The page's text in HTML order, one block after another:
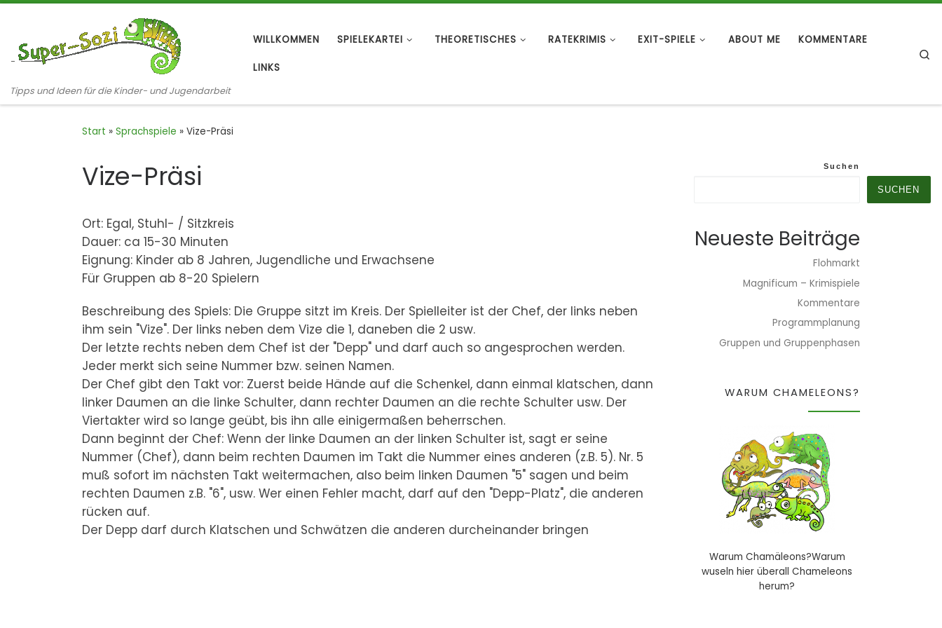
Tipps und Ideen für die Kinder- und Jugendarbeit
WILLKOMMEN SPIELEKARTEI THEORETISCHES RATEKRIMIS EXIT-SPIELE ABOUT ME KOMMENTARE
LINKS
Start » Sprachspiele » Vize-Präsi
Vize-Präsi
Ort: Egal, Stuhl- / Sitzkreis
Dauer: ca 15-30 Minuten
Eignung: Kinder ab 8 Jahren, Jugendliche und Erwachsene
Für Gruppen ab 8-20 Spielern
Beschreibung des Spiels: Die Gruppe sitzt im Kreis. Der Spielleiter ist der Chef, der links neben
ihm sein "Vize". Der links neben dem Vize die 1, daneben die 2 usw.
Der letzte rechts neben dem Chef ist der "Depp" und darf auch so angesprochen werden.
Jeder merkt sich seine Nummer bzw. seinen Namen.
Der Chef gibt den Takt vor: Zuerst beide Hände auf die Schenkel, dann einmal klatschen, dann
linker Daumen an die linke Schulter, dann rechter Daumen an die rechte Schulter usw. Der
Viertakter wird so lange geübt, bis ihn alle einigermaßen beherrschen.
Dann beginnt der Chef: Wenn der linke Daumen an der linken Schulter ist, sagt er seine
Nummer (Chef), dann beim rechten Daumen im Takt die Nummer eines anderen (z.B. 5). Nr. 5
muß sofort im nächsten Takt weitermachen, also beim linken Daumen "5" sagen und beim
rechten Daumen z.B. "6", usw. Wer einen Fehler macht, darf auf den "Depp-Platz", die anderen
rücken auf.
Der Depp darf durch Klatschen und Schwätzen die anderen durcheinander bringen
Suchen
SUCHEN
Neueste Beiträge
Flohmarkt
Magnificum – Krimispiele
Kommentare
Programmplanung
Gruppen und Gruppenphasen
WARUM CHAMELEONS?
Warum Chamäleons?Warum
wuseln hier überall Chameleons
herum?